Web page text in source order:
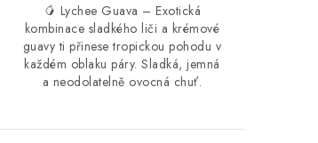
🥭 Lychee Guava – Exotická
kombinace sladkého liči a krémové
guavy ti přinese tropickou pohodu v
každém oblaku páry. Sladká, jemná
a neodolatelně ovocná chuť.